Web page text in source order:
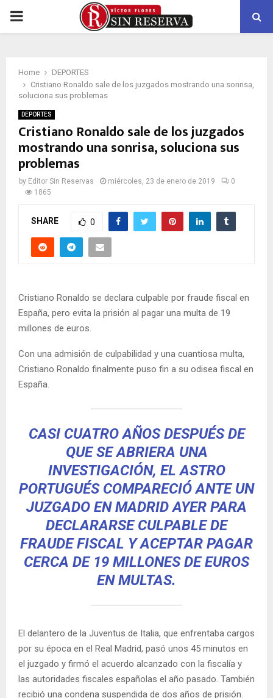
PRIMARY
Home
DEPORTES
Cristiano Ronaldo sale de los juzgados mostrando una sonrisa,
soluciona sus problemas
DEPORTES
Cristiano Ronaldo sale de los juzgados
mostrando una sonrisa, soluciona sus
problemas
by Editor Sin Reservas miércoles, 23 de enero de 2019
0
1865
SHARE 0
Cristiano Ronaldo se declara culpable por fraude fiscal en
España, pero evita la prisión al pagar una multa de 19
millones de euros.
Con una admisión de culpabilidad y una cuantiosa multa,
Cristiano Ronaldo finalmente puso fin a su odisea fiscal en
España.
CASI CUATRO AÑOS DESPUÉS DE
QUE SE ABRIERA UNA
INVESTIGACIÓN, EL ASTRO
PORTUGUÉS COMPARECIÓ ANTE UN
JUZGADO EN MADRID AYER PARA
DECLARARSE CULPABLE DE
FRAUDE FISCAL Y ACEPTAR PAGAR
CERCA DE 19 MILLONES DE EUROS
EN MULTAS.
El delantero de la Juventus de Italia, que enfrentaba cargos
por su época en el Real Madrid, pasó unos 45 minutos en
el juzgado y firmó el acuerdo alcanzado con la fiscalía y
las autoridades fiscales españolas el año pasado. También
recibió una condena suspendida de dos años de prisión.